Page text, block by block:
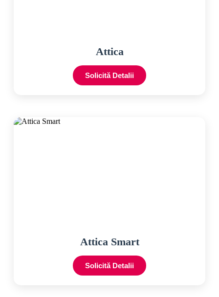
Attica
Solicită Detalii
Attica Smart
Solicită Detalii